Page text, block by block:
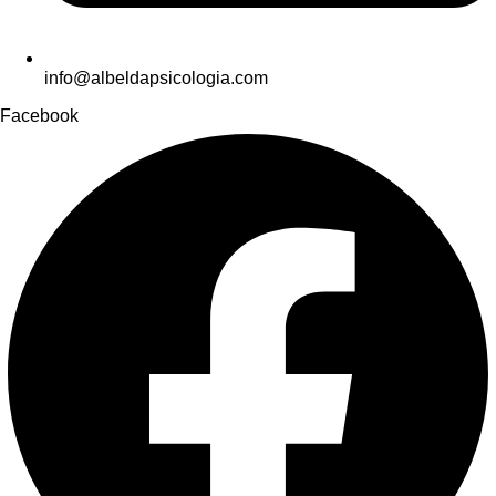
info@albeldapsicologia.com
Facebook